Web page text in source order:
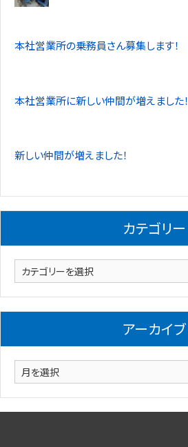
本社営業所の乗務員さん募集します！
本社営業所に新しい仲間が増えました！
新しい仲間が増えました！
カテゴリー
カ
テ
アーカイブ
ア
ー